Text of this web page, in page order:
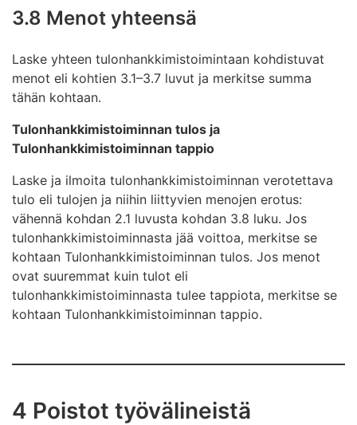
3.8 Menot yhteensä
Laske yhteen tulonhankkimistoimintaan kohdistuvat
menot eli kohtien 3.1–3.7 luvut ja merkitse summa
tähän kohtaan.
Tulonhankkimistoiminnan tulos ja
Tulonhankkimistoiminnan tappio
Laske ja ilmoita tulonhankkimistoiminnan verotettava
tulo eli tulojen ja niihin liittyvien menojen erotus:
vähennä kohdan 2.1 luvusta kohdan 3.8 luku. Jos
tulonhankkimistoiminnasta jää voittoa, merkitse se
kohtaan Tulonhankkimistoiminnan tulos. Jos menot
ovat suuremmat kuin tulot eli
tulonhankkimistoiminnasta tulee tappiota, merkitse se
kohtaan Tulonhankkimistoiminnan tappio.
4 Poistot työvälineistä